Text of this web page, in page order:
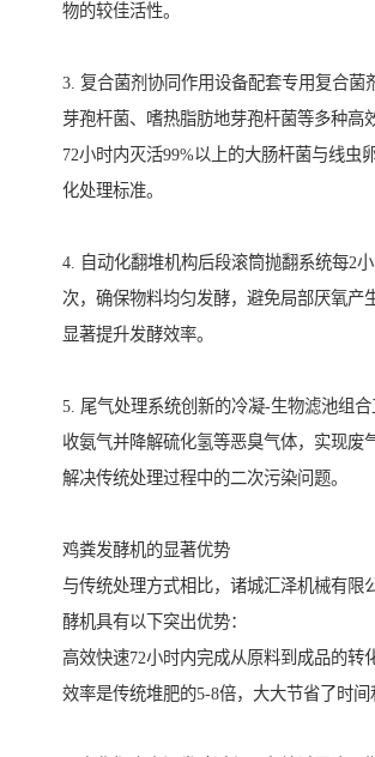
物的较佳活性。
3. 复合菌剂协同作用设备配套专用复合菌
芽孢杆菌、嗜热脂肪地芽孢杆菌等多种高
72小时内灭活99%以上的大肠杆菌与线虫
化处理标准。
4. 自动化翻堆机构后段滚筒抛翻系统每2
次，确保物料均匀发酵，避免局部厌氧产
显著提升发酵效率。
5. 尾气处理系统创新的冷凝-生物滤池组合
收氨气并降解硫化氢等恶臭气体，实现废
解决传统处理过程中的二次污染问题。
鸡粪发酵机的显著优势
与传统处理方式相比，诸城汇泽机械有限
酵机具有以下突出优势：
高效快速72小时内完成从原料到成品的转
效率是传统堆肥的5-8倍，大大节省了时间